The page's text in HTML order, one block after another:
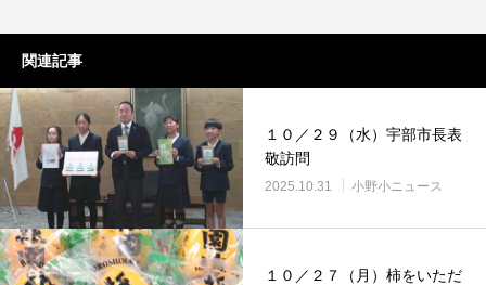
関連記事
１０／２９（水）宇部市長表
敬訪問
2025.10.31 小野小ニュース
１０／２７（月）柿をいただ